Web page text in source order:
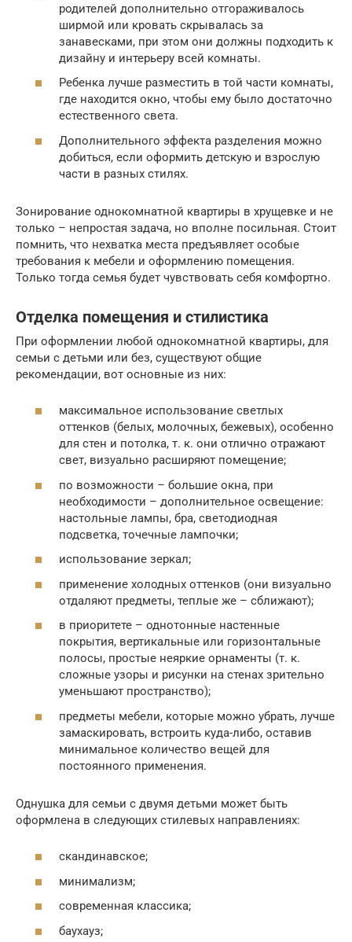
родителей дополнительно отгораживалось
ширмой или кровать скрывалась за
занавесками, при этом они должны подходить к
дизайну и интерьеру всей комнаты.
Ребенка лучше разместить в той части комнаты,
где находится окно, чтобы ему было достаточно
естественного света.
Дополнительного эффекта разделения можно
добиться, если оформить детскую и взрослую
части в разных стилях.
Зонирование однокомнатной квартиры в хрущевке и не
только – непростая задача, но вполне посильная. Стоит
помнить, что нехватка места предъявляет особые
требования к мебели и оформлению помещения.
Только тогда семья будет чувствовать себя комфортно.
Отделка помещения и стилистика
При оформлении любой однокомнатной квартиры, для
семьи с детьми или без, существуют общие
рекомендации, вот основные из них:
максимальное использование светлых
оттенков (белых, молочных, бежевых), особенно
для стен и потолка, т. к. они отлично отражают
свет, визуально расширяют помещение;
по возможности – большие окна, при
необходимости – дополнительное освещение:
настольные лампы, бра, светодиодная
подсветка, точечные лампочки;
использование зеркал;
применение холодных оттенков (они визуально
отдаляют предметы, теплые же – сближают);
в приоритете – однотонные настенные
покрытия, вертикальные или горизонтальные
полосы, простые неяркие орнаменты (т. к.
сложные узоры и рисунки на стенах зрительно
уменьшают пространство);
предметы мебели, которые можно убрать, лучше
замаскировать, встроить куда-либо, оставив
минимальное количество вещей для
постоянного применения.
Однушка для семьи с двумя детьми может быть
оформлена в следующих стилевых направлениях:
скандинавское;
минимализм;
современная классика;
баухауз;